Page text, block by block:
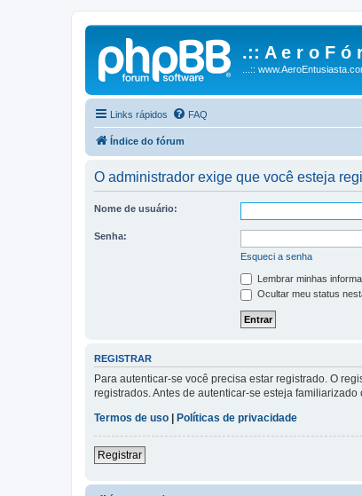
.:: A e r o F ó
...::
Links rápidos FAQ
Índice do fórum
O administrador exige que você esteja
Nome de usuário:
Senha:
Esqueci a senha
Lembrar minhas
Ocultar meu status
REGISTRAR
Para autenticar-se você precisa estar registrado. O
registrados. Antes de autenticar-se esteja
Termos de uso
Políticas de privacidade
Registrar